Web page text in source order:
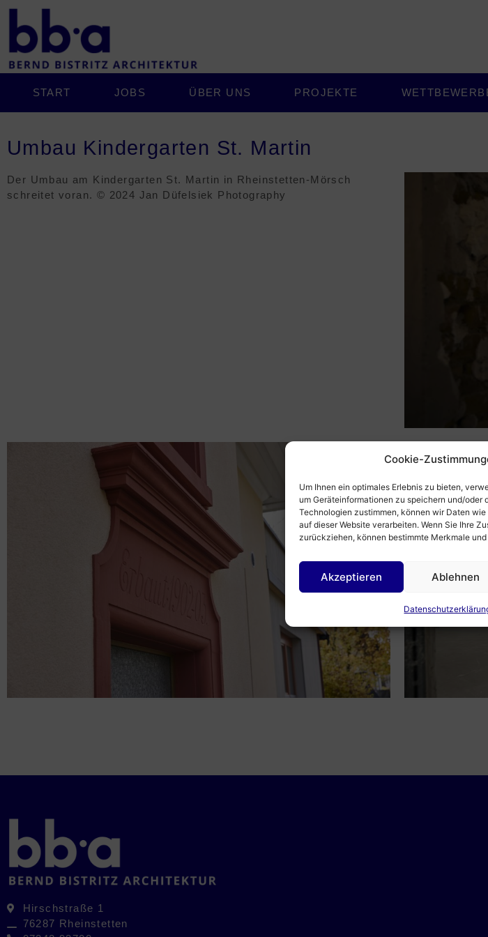
Cookie-
Um Ihnen ein optimales Erlebnis zu bieten,
um Geräteinformationen zu speichern und/oder
Technologien zustimmen, können wir Daten
auf dieser Website verarbeiten. Wenn Sie Ihre
zurückziehen, können bestimmte Merkmale
Akzeptieren Ablehnen
START JOBS ÜBER UNS PROJEKTE
Umbau Kindergarten St. Martin
Der Umbau am Kindergarten St. Martin in Rheinstetten-Mörsch
schreitet voran. © 2024 Jan Düfelsiek Photography
Hirschstraße 1
76287 Rheinstetten